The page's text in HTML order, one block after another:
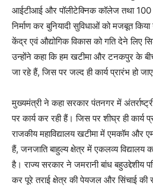
आईटीआई और पॉलीटेक्निक कॉलेज तथा
निर्माण कर बुनियादी सुविधाओं को मजबूत किया
केंद्र एवं औद्योगिक विकास को गति देने लिए
उन्होंने कहा कि हम खटीमा और टनकपुर के
जा रहे हैं, जिस पर जल्द ही कार्य प्रारंभ हो
मुख्यमंत्री ने कहा सरकार पंतनगर में
पर कार्य कर रही हैं। जिस पर शीघ्र ही कार्य
राजकीय महाविद्यालय खटीमा में एमकॉम और
हैं, जनजाति बाहुल्य क्षेत्र में एकलव्य विद्यालय
है। राज्य सरकार ने जमरानी बांध बहुउद्देशीय
कर पूरे तराई क्षेत्र की पेयजल और सिंचाई की